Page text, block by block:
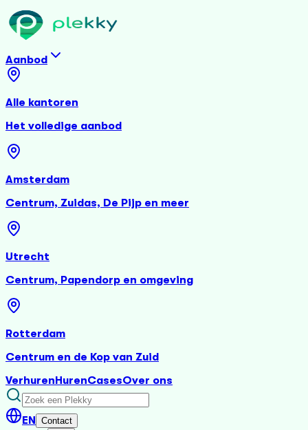
Aanbod
Alle kantoren
Het volledige aanbod
Amsterdam
Centrum, Zuidas, De Pijp en meer
Utrecht
Centrum, Papendorp en omgeving
Rotterdam
Centrum en de Kop van Zuid
VerhurenHurenCasesOver ons
EN Contact